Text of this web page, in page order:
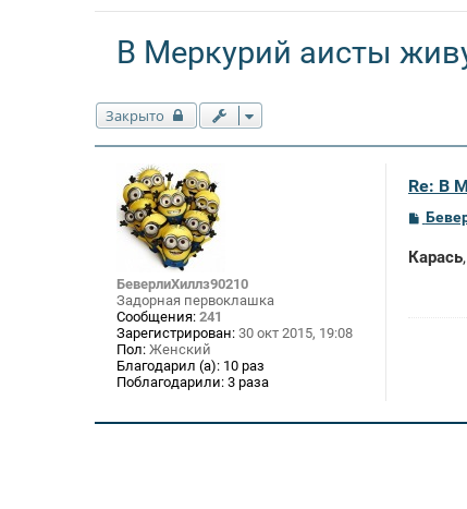
В Меркурий аисты
Закрыто
БеверлиХиллз90210
Задорная первоклашка
Сообщения: 241
Зарегистрирован: 30 окт 2015, 19:08
Пол: Женский
Благодарил (а): 10 раз
Поблагодарили: 3 раза
Re: В
С
б
Карась